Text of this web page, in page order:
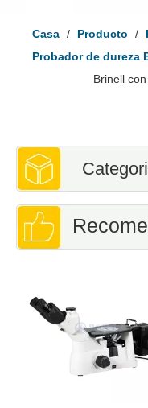
Casa / Producto /
Probador de dureza
Brinell